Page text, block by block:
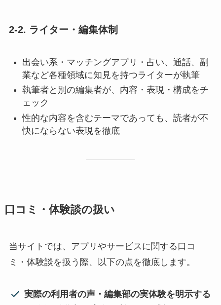
2-2. ライター・編集体制
出会い系・マッチングアプリ・占い、通話、副
業など各種領域に知見を持つライターが執筆
執筆者と別の編集者が、内容・表現・構成をチ
ェック
性的な内容を含むテーマであっても、読者が不
快にならない表現を徹底
口コミ・体験談の扱い
当サイトでは、アプリやサービスに関する口コ
ミ・体験談を扱う際、以下の点を徹底します。
実際の利用者の声・編集部の実体験を明示する